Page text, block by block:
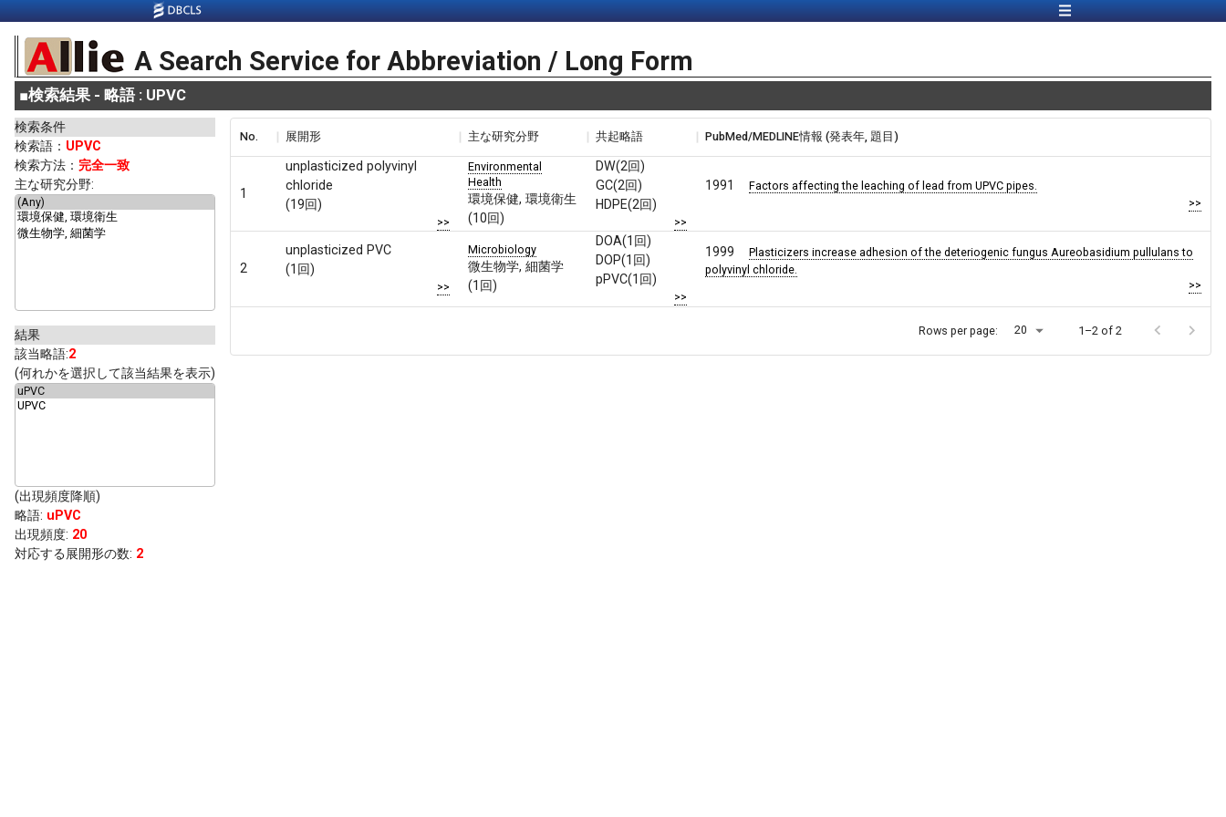
A Search Service for Abbreviation / Long Form
■検索結果 - 略語 : UPVC
検索条件
検索語： UPVC
検索方法： 完全一致
主な研究分野:
結果
該当略語:2
(何れかを選択して該当結果を表示)
(出現頻度降順)
略語: uPVC
出現頻度: 20
対応する展開形の数: 2
No. 展開形 主な研究分野 共起略語 PubMed/MEDLINE情報 (発表年, 題目)
1
unplasticized polyvinyl
chloride
(19回)
>>
Environmental
Health
環境保健, 環境衛生
(10回)
DW(2回)
GC(2回)
HDPE(2回)
>>
1991
Factors affecting the leaching of lead from UPVC pipes.
>>
2
unplasticized PVC
(1回)
>>
Microbiology
微生物学, 細菌学
(1回)
DOA(1回)
DOP(1回)
pPVC(1回)
>>
1999
Plasticizers increase adhesion of the deteriogenic fungus Aureobasidium pullulans to
polyvinyl chloride.
>>
Rows per page: 20 1–2 of 2